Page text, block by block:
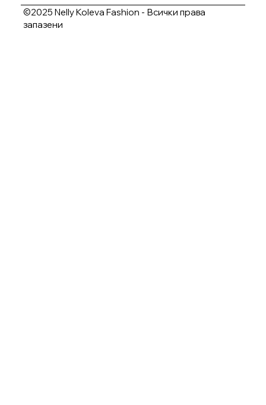
©2025 Nelly Koleva Fashion - Всички права
запазени